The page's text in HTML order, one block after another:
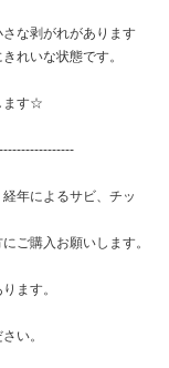
な剥がれがあります
れいな状態です。
ます☆
年によるサビ、チッ
ご購入お願いします。
ます。
い。